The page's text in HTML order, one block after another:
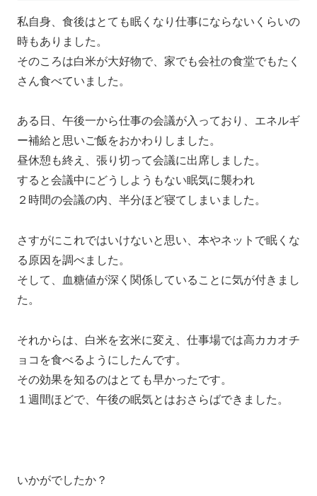
私自身、食後はとても眠くなり仕事にならないくらいの
時もありました。
そのころは白米が大好物で、家でも会社の食堂でもたく
さん食べていました。
ある日、午後一から仕事の会議が入っており、エネルギ
ー補給と思いご飯をおかわりしました。
昼休憩も終え、張り切って会議に出席しました。
すると会議中にどうしようもない眠気に襲われ
２時間の会議の内、半分ほど寝てしまいました。
さすがにこれではいけないと思い、本やネットで眠くな
る原因を調べました。
そして、血糖値が深く関係していることに気が付きまし
た。
それからは、白米を玄米に変え、仕事場では高カカオチ
ョコを食べるようにしたんです。
その効果を知るのはとても早かったです。
１週間ほどで、午後の眠気とはおさらばできました。
いかがでしたか？